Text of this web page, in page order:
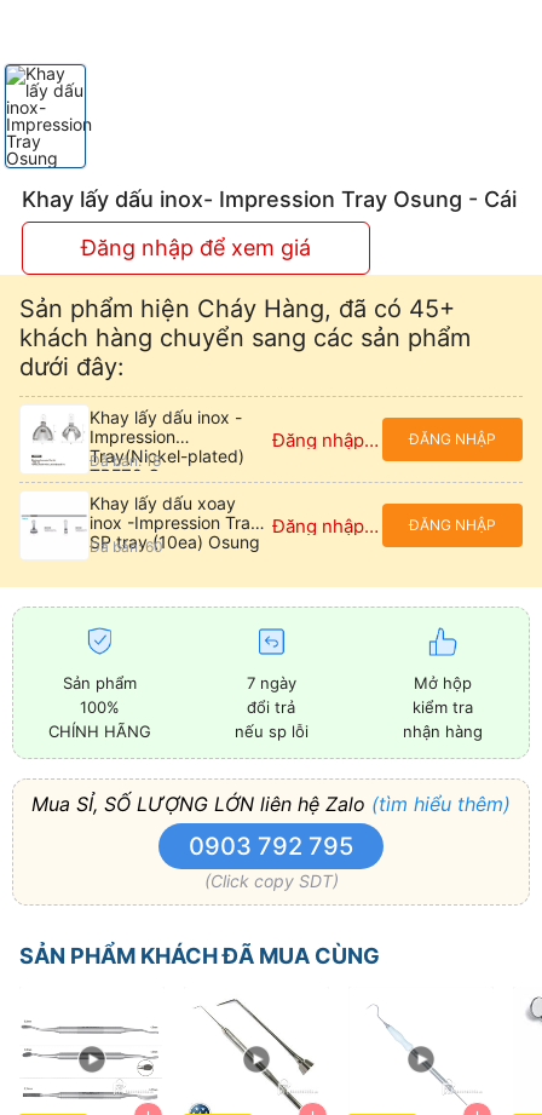
Khay lấy dấu inox- Impression Tray Osung - Cái
Đăng nhập để xem giá
Sản phẩm hiện Cháy Hàng, đã có 45+
khách hàng chuyển sang các sản phẩm
dưới đây:
Khay lấy dấu inox -
Impression
Tray(Nickel-plated)
TBEZ8 Osung
Đã bán: 18
Đăng nhập để xem giá ĐĂNG NHẬP
Khay lấy dấu xoay
inox -Impression Tray
SP tray (10ea) Osung
Đã bán: 60
Đăng nhập để xem giá ĐĂNG NHẬP
Sản phẩm
100%
CHÍNH HÃNG
7 ngày
đổi trả
nếu sp lỗi
Mở hộp
kiểm tra
nhận hàng
Mua SỈ, SỐ LƯỢNG LỚN liên hệ Zalo (tìm hiểu thêm)
0903 792 795
(Click copy SDT)
SẢN PHẨM KHÁCH ĐÃ MUA CÙNG